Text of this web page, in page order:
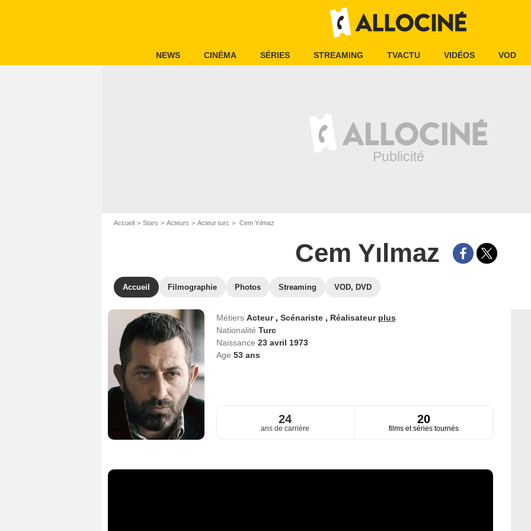
NEWS CINÉMA SÉRIES STREAMING TVACTU VIDÉOS VOD
Accueil Stars Acteurs Acteur turc Cem Yılmaz
Cem Yılmaz
Accueil Filmographie Photos Streaming VOD, DVD
Métiers Acteur , Scénariste , Réalisateur plus
Nationalité Turc
Naissance 23 avril 1973
Age 53ans
24
ans de carrière
20
films et séries tournés